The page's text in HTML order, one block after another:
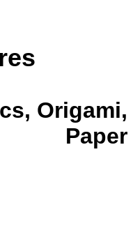
Origami,
Paper